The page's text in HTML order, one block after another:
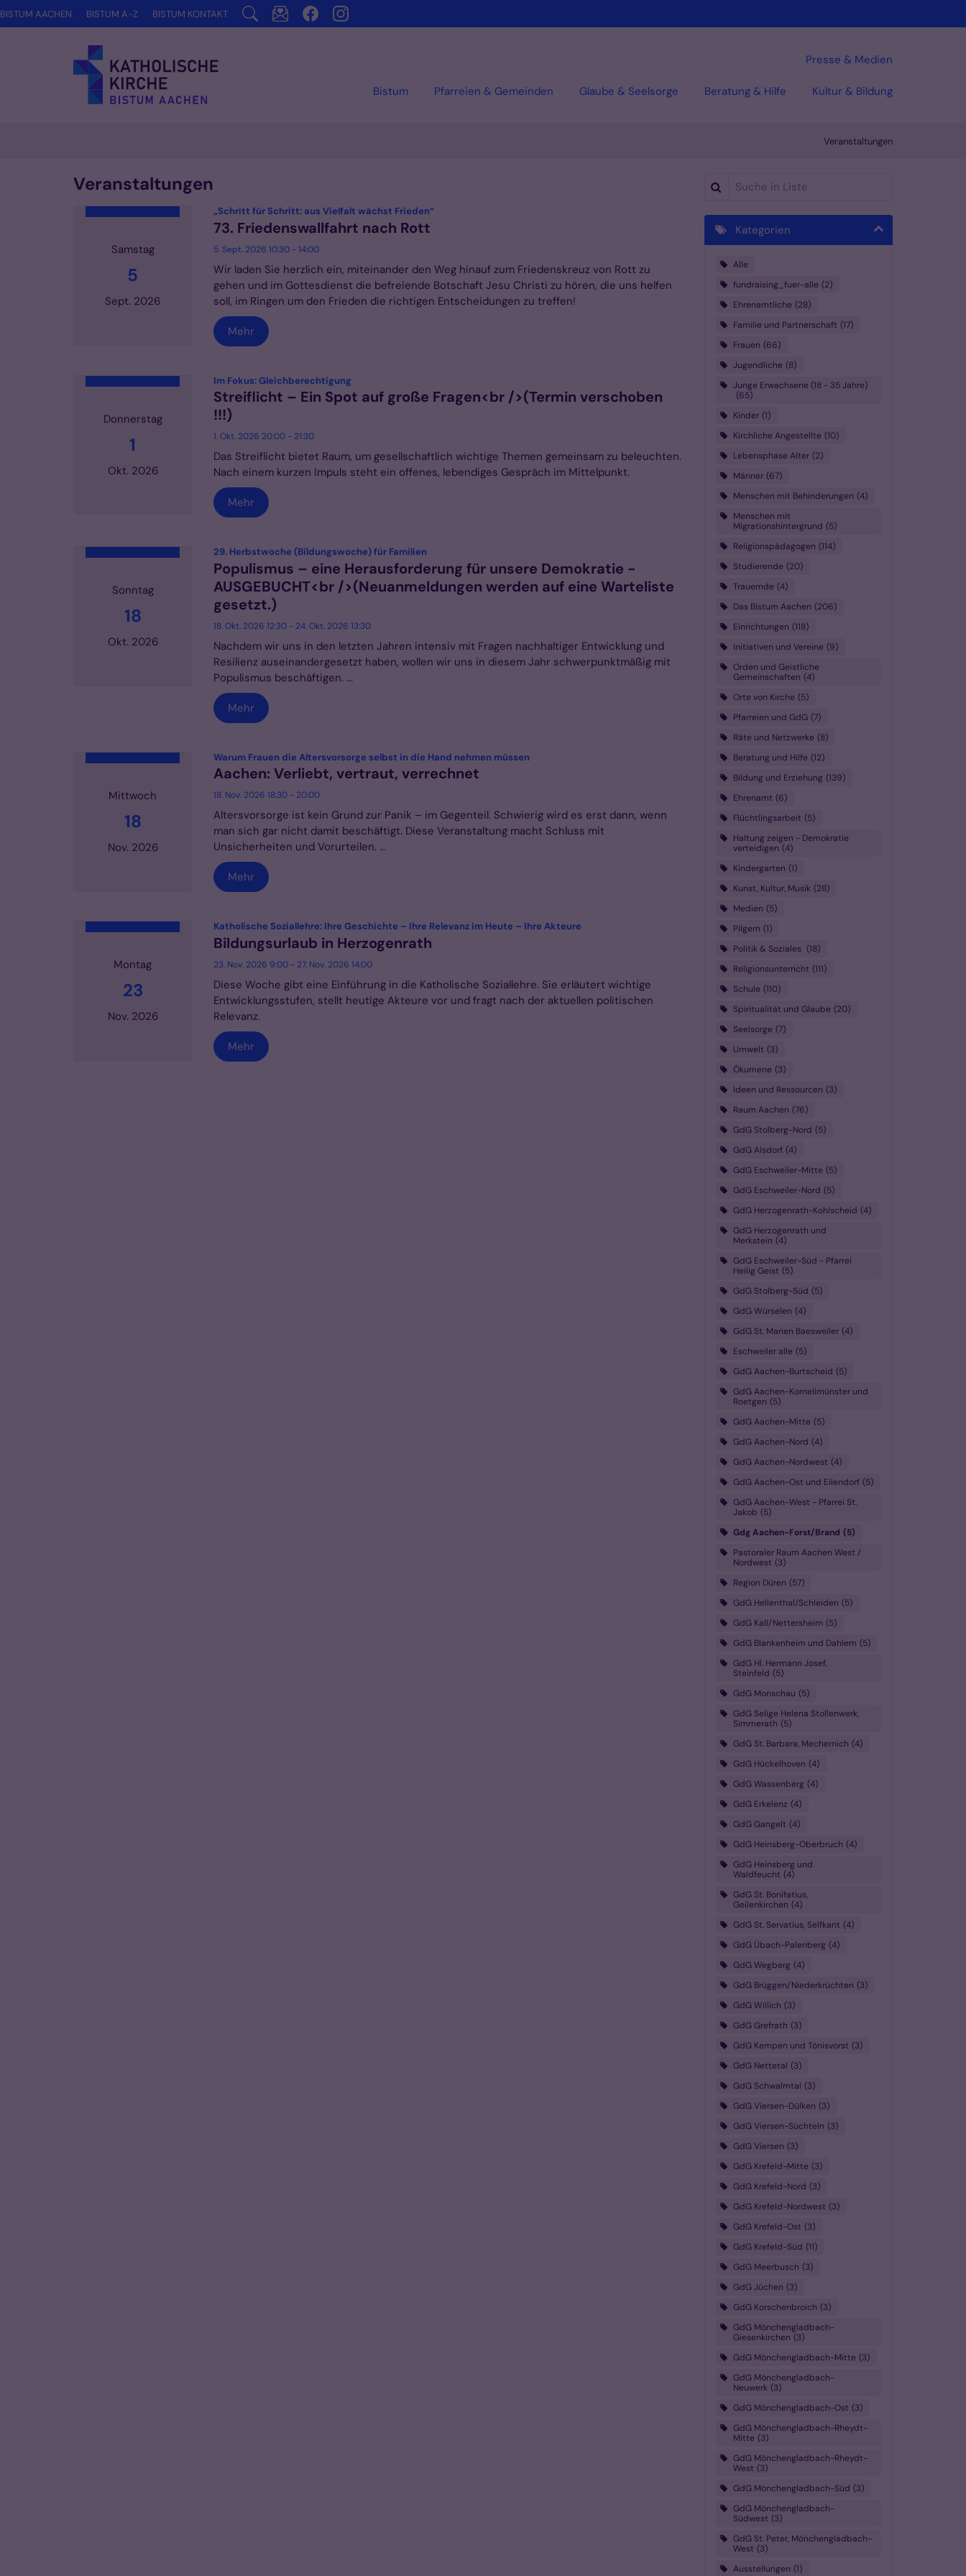
Zum Inhalt springen
Bistum Pfarreien & Gemeinden Glaube & Seelsorge Beratung & Hilfe Kultur & Bildung
Presse & Medien
BISTUM AACHEN BISTUM A-Z BISTUM KONTAKT
Veranstaltungen
Veranstaltungen
Samstag
5
Sept. 2026
„Schritt für Schritt: aus Vielfalt wächst Frieden“:
73. Friedenswallfahrt nach Rott
5. Sept. 2026 10:30 - 14:00
Wir laden Sie herzlich ein, miteinander den Weg hinauf zum Friedenskreuz von Rott zu
gehen und im Gottesdienst die befreiende Botschaft Jesu Christi zu hören, die uns helfen
soll, im Ringen um den Frieden die richtigen Entscheidungen zu treffen!
Mehr
Donnerstag
1
Okt. 2026
Im Fokus: Gleichberechtigung
Streiflicht – Ein Spot auf große Fragen<br />(Termin verschoben
!!!)
1. Okt. 2026 20:00 - 21:30
Das Streiflicht bietet Raum, um gesellschaftlich wichtige Themen gemeinsam zu beleuchten.
Nach einem kurzen Impuls steht ein offenes, lebendiges Gespräch im Mittelpunkt.
Mehr
Sonntag
18
Okt. 2026
29. Herbstwoche (Bildungswoche) für Familien
Populismus – eine Herausforderung für unsere Demokratie -
AUSGEBUCHT<br />(Neuanmeldungen werden auf eine Warteliste
gesetzt.)
18. Okt. 2026 12:30 - 24. Okt. 2026 13:30
Nachdem wir uns in den letzten Jahren intensiv mit Fragen nachhaltiger Entwicklung und
Resilienz auseinandergesetzt haben, wollen wir uns in diesem Jahr schwerpunktmäßig mit
Populismus beschäftigen. ...
Mehr
Mittwoch
18
Nov. 2026
Warum Frauen die Altersvorsorge selbst in die Hand nehmen müssen
Aachen: Verliebt, vertraut, verrechnet
18. Nov. 2026 18:30 - 20:00
Altersvorsorge ist kein Grund zur Panik – im Gegenteil. Schwierig wird es erst dann, wenn
man sich gar nicht damit beschäftigt. Diese Veranstaltung macht Schluss mit
Unsicherheiten und Vorurteilen. ...
Mehr
Montag
23
Nov. 2026
Katholische Soziallehre: Ihre Geschichte – Ihre Relevanz im Heute – Ihre Akteure
Bildungsurlaub in Herzogenrath
23. Nov. 2026 9:00 - 27. Nov. 2026 14:00
Diese Woche gibt eine Einführung in die Katholische Soziallehre. Sie erläutert wichtige
Entwicklungsstufen, stellt heutige Akteure vor und fragt nach der aktuellen politischen
Relevanz.
Mehr
Suche in Liste
Kategorien
Alle
fundraising_fuer-alle 2
Ehrenamtliche 28
Familie und Partnerschaft 17
Frauen 66
Jugendliche 8
Junge Erwachsene (18 - 35 Jahre)
65
Kinder 1
Kirchliche Angestellte 10
Lebensphase Alter 2
Männer 67
Menschen mit Behinderungen 4
Menschen mit
Migrationshintergrund 5
Religionspädagogen 114
Studierende 20
Trauernde 4
Das Bistum Aachen 206
Einrichtungen 118
Initiativen und Vereine 9
Orden und Geistliche
Gemeinschaften 4
Orte von Kirche 5
Pfarreien und GdG 7
Räte und Netzwerke 8
Beratung und Hilfe 12
Bildung und Erziehung 139
Ehrenamt 6
Flüchtlingsarbeit 5
Haltung zeigen - Demokratie
verteidigen 4
Kindergarten 1
Kunst, Kultur, Musik 28
Medien 5
Pilgern 1
Politik & Soziales
18
Religionsunterricht 111
Schule 110
Spiritualität und Glaube 20
Seelsorge 7
Umwelt 3
Ökumene 3
Ideen und Ressourcen 3
Raum Aachen 76
GdG Stolberg-Nord 5
GdG Alsdorf 4
GdG Eschweiler-Mitte 5
GdG Eschweiler-Nord 5
GdG Herzogenrath-Kohlscheid 4
GdG Herzogenrath und
Merkstein 4
GdG Eschweiler-Süd - Pfarrei
Heilig Geist 5
GdG Stolberg-Süd 5
GdG Würselen 4
GdG St. Marien Baesweiler 4
Eschweiler alle 5
GdG Aachen-Burtscheid 5
GdG Aachen-Kornelimünster und
Roetgen 5
GdG Aachen-Mitte 5
GdG Aachen-Nord 4
GdG Aachen-Nordwest 4
GdG Aachen-Ost und Eilendorf 5
GdG Aachen-West - Pfarrei St.
Jakob 5
Gdg Aachen-Forst/Brand
5
Pastoraler Raum Aachen West /
Nordwest 3
Region Düren 57
GdG Hellenthal/Schleiden 5
GdG Kall/Nettersheim 5
GdG Blankenheim und Dahlem 5
GdG Hl. Hermann Josef,
Steinfeld 5
GdG Monschau 5
GdG Selige Helena Stollenwerk,
Simmerath 5
GdG St. Barbara, Mechernich 4
GdG Hückelhoven 4
GdG Wassenberg 4
GdG Erkelenz 4
GdG Gangelt 4
GdG Heinsberg-Oberbruch 4
GdG Heinsberg und
Waldfeucht 4
GdG St. Bonifatius,
Geilenkirchen 4
GdG St. Servatius, Selfkant 4
GdG Übach-Palenberg 4
GdG Wegberg 4
GdG Brüggen/Niederkrüchten 3
GdG Willich 3
GdG Grefrath 3
GdG Kempen und Tönisvorst 3
GdG Nettetal 3
GdG Schwalmtal 3
GdG Viersen-Dülken 3
GdG Viersen-Süchteln 3
GdG Viersen 3
GdG Krefeld-Mitte 3
GdG Krefeld-Nord 3
GdG Krefeld-Nordwest 3
GdG Krefeld-Ost 3
GdG Krefeld-Süd 11
GdG Meerbusch 3
GdG Jüchen 3
GdG Korschenbroich 3
GdG Mönchengladbach-
Giesenkirchen 3
GdG Mönchengladbach-Mitte 3
GdG Mönchengladbach-
Neuwerk 3
GdG Mönchengladbach-Ost 3
GdG Mönchengladbach-Rheydt-
Mitte 3
GdG Mönchengladbach-Rheydt-
West 3
GdG Mönchengladbach-Süd 3
GdG Mönchengladbach-
Südwest 3
GdG St. Peter, Mönchengladbach-
West 3
Ausstellungen 1